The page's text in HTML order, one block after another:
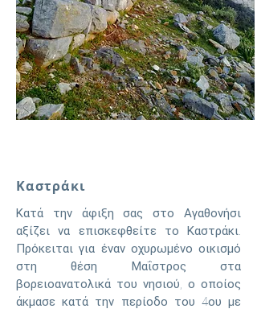
Καστράκι
Κατά την άφιξη σας στο Αγαθονήσι
αξίζει να επισκεφθείτε το Καστράκι.
Πρόκειται για έναν οχυρωμένο οικισμό
στη θέση Μαΐστρος στα
βορειοανατολικά του νησιού, ο οποίος
άκμασε κατά την περίοδο του 4ου με